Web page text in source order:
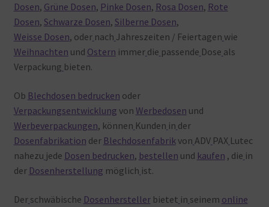
Dosen, Grüne Dosen, Pinke Dosen, Rosa Dosen, Rote
Dosen, Schwarze Dosen, Silberne Dosen,
Weisse Dosen, oder nach Jahreszeiten / Feiertagen wie
Weihnachten und Ostern immer die passende Dose als
Verpackung bieten.
Ob Blechdosen bedrucken oder
Verpackungsentwicklung von Werbedosen und
Werbeverpackungen, können Kunden in der
Dosenfabrikation der Blechdosenfabrikvon ADV PAX Lutec
nahezu jede Dosen bedrucken, bestellen und kaufen , die in
der Dosenherstellung möglich ist.
Der schwäbische Dosenherstellerbietet in seinem online